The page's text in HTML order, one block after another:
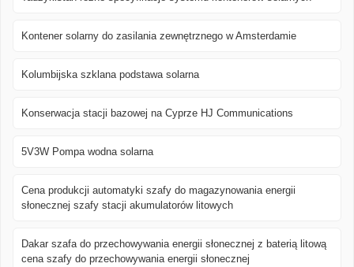
Kontener solarny do zasilania zewnętrznego w Amsterdamie
Kolumbijska szklana podstawa solarna
Konserwacja stacji bazowej na Cyprze HJ Communications
5V3W Pompa wodna solarna
Cena produkcji automatyki szafy do magazynowania energii
słonecznej szafy stacji akumulatorów litowych
Dakar szafa do przechowywania energii słonecznej z baterią litową
cena szafy do przechowywania energii słonecznej